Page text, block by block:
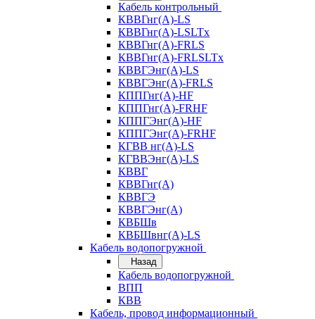
Кабель контрольный
КВВГнг(А)-LS
КВВГнг(А)-LSLTx
КВВГнг(А)-FRLS
КВВГнг(А)-FRLSLTx
КВВГЭнг(А)-LS
КВВГЭнг(А)-FRLS
КППГнг(А)-HF
КППГнг(А)-FRHF
КППГЭнг(А)-HF
КППГЭнг(А)-FRHF
КГВВ нг(А)-LS
КГВВЭнг(А)-LS
КВВГ
КВВГнг(А)
КВВГЭ
КВВГЭнг(А)
КВБШв
КВБШвнг(А)-LS
Кабель водопогружной
Назад
Кабель водопогружной
ВПП
КВВ
Кабель, провод информационный